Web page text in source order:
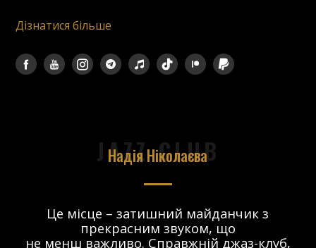
Дізнатися більше
JAZZ CLUB
Надія Ніколаєва
Це місце – затишний майданчик з
прекрасним звуком, що
не менш важливо. Справжній джаз-клуб,